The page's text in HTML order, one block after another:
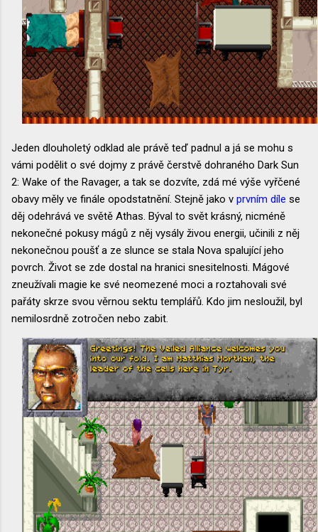
Jeden dlouholetý odklad ale právě teď padnul a já se mohu s
vámi podělit o své dojmy z právě čerstvě dohraného Dark Sun
2: Wake of the Ravager, a tak se dozvíte, zdá mé výše vyřčené
obavy měly ve finále opodstatnění. Stejně jako v prvním díle se
děj odehrává ve světě Athas. Býval to svět krásný, nicméně
nekonečné pokusy mágů z něj vysály živou energii, učinili z něj
nekonečnou poušť a ze slunce se stala Nova spalující jeho
povrch. Život se zde dostal na hranici snesitelnosti. Mágové
zneužívali magie ke své neomezené moci a roztahovali své
pařáty skrze svou věrnou sektu templářů. Kdo jim nesloužil, byl
nemilosrdně zotročen nebo zabit.